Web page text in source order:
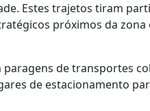
Estes trajetos tiram
próximos da zona
de transportes
de estacionamento